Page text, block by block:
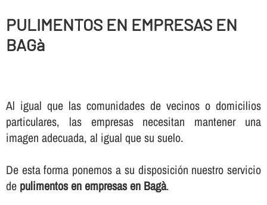
PULIMENTOS EN EMPRESAS EN
BAGà
Al igual que las comunidades de vecinos o domicilios
particulares, las empresas necesitan mantener una
imagen adecuada, al igual que su suelo.
De esta forma ponemos a su disposición nuestro servicio
de pulimentos en empresas en Bagà.